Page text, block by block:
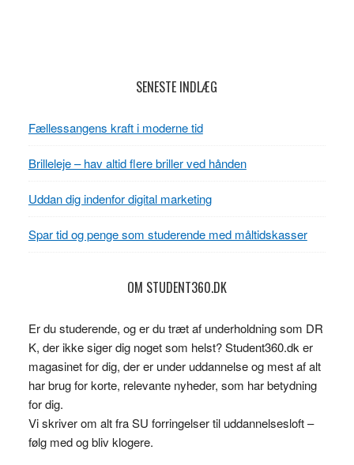
SENESTE INDLÆG
Fællessangens kraft i moderne tid
Brilleleje – hav altid flere briller ved hånden
Uddan dig indenfor digital marketing
Spar tid og penge som studerende med måltidskasser
OM STUDENT360.DK
Er du studerende, og er du træt af underholdning som DR
K, der ikke siger dig noget som helst? Student360.dk er
magasinet for dig, der er under uddannelse og mest af alt
har brug for korte, relevante nyheder, som har betydning
for dig.
Vi skriver om alt fra SU forringelser til uddannelsesloft –
følg med og bliv klogere.